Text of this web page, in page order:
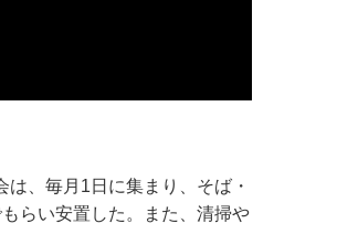
、毎月1日に集まり、そば・
らい安置した。また、清掃や